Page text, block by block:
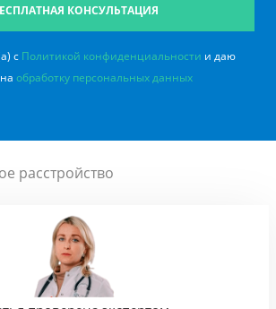
КОНСУЛЬТАЦИЯ
с Политикой конфиденциальности и даю
обработку персональных данных
расстройство